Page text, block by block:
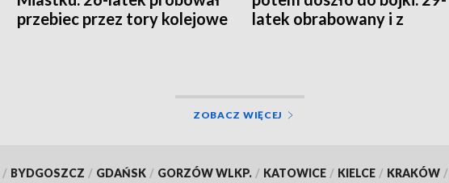
przebiec przez tory kolejowe
latek obrabowany i z
ZOBACZ WIĘCEJ
/ BYDGOSZCZ / GDAŃSK / GORZÓW WLKP. / KATOWICE / KIELCE / KRAKÓW /